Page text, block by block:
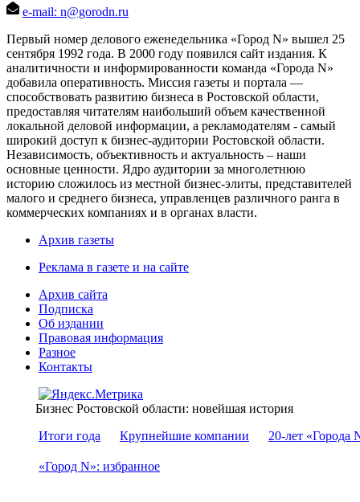
e-mail: n@gorodn.ru
Первый номер делового еженедельника «Город N» вышел 25
сентября 1992 года. В 2000 году появился сайт издания. К
аналитичности и информированности команда «Города N»
добавила оперативность. Миссия газеты и портала —
способствовать развитию бизнеса в Ростовской области,
предоставляя читателям наибольший объем качественной
локальной деловой информации, а рекламодателям - самый
широкий доступ к бизнес-аудитории Ростовской области.
Независимость, объективность и актуальность – наши
основные ценности. Ядро аудитории за многолетнюю
историю сложилось из местной бизнес-элиты, представителей
малого и среднего бизнеса, управленцев различного ранга в
коммерческих компаниях и в органах власти.
Архив газеты
Реклама в газете и на сайте
Архив сайта
Подписка
Об издании
Правовая информация
Разное
Контакты
Бизнес Ростовской области: новейшая история
Итоги года
Крупнейшие компании 20-лет «Города
«Город N»: избранное